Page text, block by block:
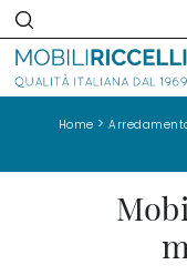
Home >